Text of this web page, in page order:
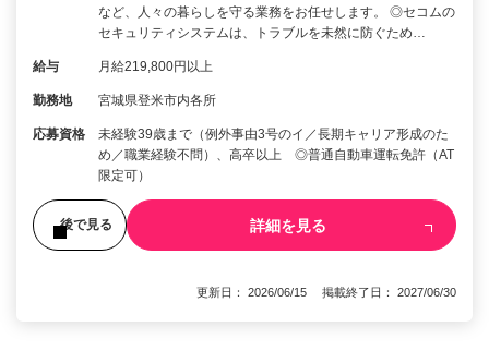
など、人々の暮らしを守る業務をお任せします。 ◎セコムの
セキュリティシステムは、トラブルを未然に防ぐため…
給与 月給219,800円以上
勤務地 宮城県登米市内各所
応募資格
未経験39歳まで（例外事由3号のイ／長期キャリア形成のた
め／職業経験不問）、高卒以上 ◎普通自動車運転免許（AT
限定可）
後で見る 詳細を見る
更新日： 2026/06/15 掲載終了日： 2027/06/30